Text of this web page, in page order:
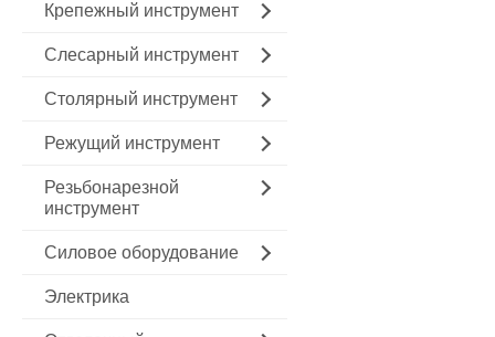
Крепежный инструмент
Слесарный инструмент
Столярный инструмент
Режущий инструмент
Резьбонарезной
инструмент
Силовое оборудование
Электрика